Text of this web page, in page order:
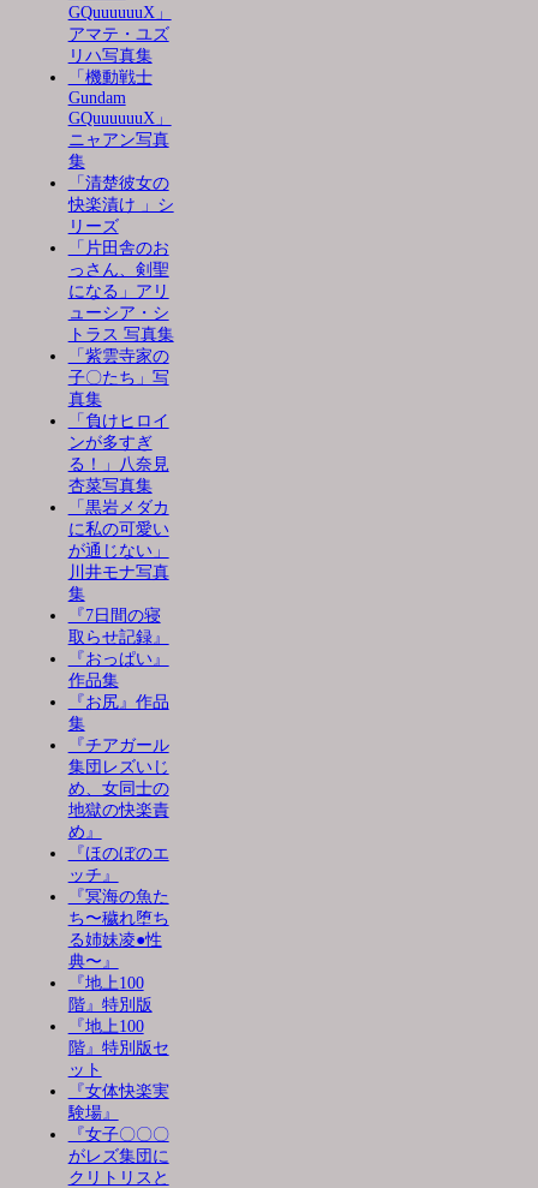
GQuuuuuuX」
アマテ・ユズ
リハ写真集
「機動戦士
Gundam
GQuuuuuuX」
ニャアン写真
集
「清楚彼女の
快楽漬け 」シ
リーズ
「片田舎のお
っさん、剣聖
になる」アリ
ューシア・シ
トラス 写真集
「紫雲寺家の
子〇たち」写
真集
「負けヒロイ
ンが多すぎ
る！」八奈見
杏菜写真集
「黒岩メダカ
に私の可愛い
が通じない」
川井モナ写真
集
『7日間の寝
取らせ記録』
『おっぱい』
作品集
『お尻』作品
集
『チアガール
集団レズいじ
め、女同士の
地獄の快楽責
め』
『ほのぼのエ
ッチ』
『冥海の魚た
ち〜穢れ堕ち
る姉妹凌●性
典〜』
『地上100
階』特別版
『地上100
階』特別版セ
ット
『女体快楽実
験場』
『女子〇〇〇
がレズ集団に
クリトリスと